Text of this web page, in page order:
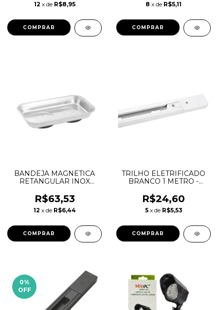
12 x de R$8,95 8 x de R$5,11
BANDEJA MAGNETICA
RETANGULAR INOX
R$63,53
12 x de R$6,44
TRILHO ELETRIFICADO
BRANCO 1 METRO -
R$24,60
5 x de R$5,53
0%
OFF